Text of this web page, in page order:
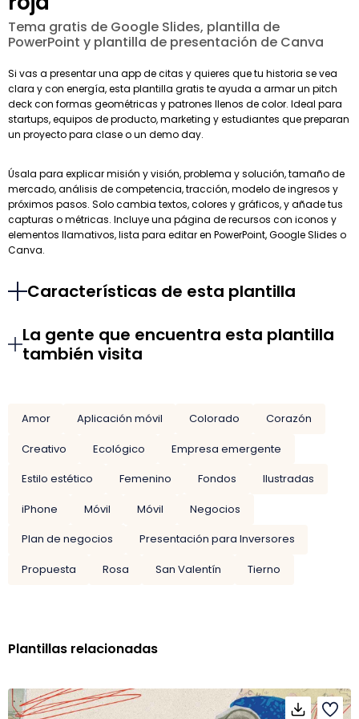
Tema gratis de Google Slides, plantilla de
PowerPoint y plantilla de presentación de Canva
Si vas a presentar una app de citas y quieres que tu historia se vea
clara y con energía, esta plantilla gratis te ayuda a armar un pitch
deck con formas geométricas y patrones llenos de color. Ideal para
startups, equipos de producto, marketing y estudiantes que preparan
un proyecto para clase o un demo day.
Úsala para explicar misión y visión, problema y solución, tamaño de
mercado, análisis de competencia, tracción, modelo de ingresos y
próximos pasos. Solo cambia textos, colores y gráficos, y añade tus
capturas o métricas. Incluye una página de recursos con iconos y
elementos llamativos, lista para editar en PowerPoint, Google Slides o
Canva.
Características de esta plantilla
La gente que encuentra esta plantilla
también visita
Amor Aplicación móvil Colorado
Corazón
Creativo
Ecológico
Empresa emergente
Estilo estético
Femenino Fondos
Ilustradas
iPhone
Móvil Móvil
Negocios
Plan de negocios
Presentación para Inversores
Propuesta
Rosa San Valentín Tierno
Plantillas relacionadas